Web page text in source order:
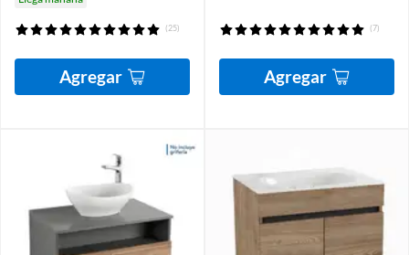
(25)
Agregar
(7)
Agregar